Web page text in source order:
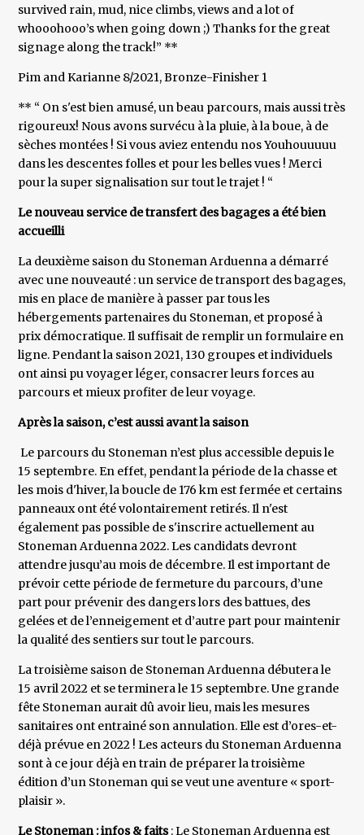
survived rain, mud, nice climbs, views and a lot of
whooohooo’s when going down ;) Thanks for the great
signage along the track!” **
Pim and Karianne 8/2021, Bronze-Finisher 1
** “ On s'est bien amusé, un beau parcours, mais aussi très
rigoureux! Nous avons survécu à la pluie, à la boue, à de
sèches montées ! Si vous aviez entendu nos Youhouuuuu
dans les descentes folles et pour les belles vues ! Merci
pour la super signalisation sur tout le trajet ! “
Le nouveau service de transfert des bagages a été bien
accueilli
La deuxième saison du Stoneman Arduenna a démarré
avec une nouveauté : un service de transport des bagages,
mis en place de manière à passer par tous les
hébergements partenaires du Stoneman, et proposé à
prix démocratique. Il suffisait de remplir un formulaire en
ligne. Pendant la saison 2021, 130 groupes et individuels
ont ainsi pu voyager léger, consacrer leurs forces au
parcours et mieux profiter de leur voyage.
Après la saison, c’est aussi avant la saison
Le parcours du Stoneman n’est plus accessible depuis le
15 septembre. En effet, pendant la période de la chasse et
les mois d'hiver, la boucle de 176 km est fermée et certains
panneaux ont été volontairement retirés. Il n'est
également pas possible de s'inscrire actuellement au
Stoneman Arduenna 2022. Les candidats devront
attendre jusqu’au mois de décembre. Il est important de
prévoir cette période de fermeture du parcours, d’une
part pour prévenir des dangers lors des battues, des
gelées et de l’enneigement et d’autre part pour maintenir
la qualité des sentiers sur tout le parcours.
La troisième saison de Stoneman Arduenna débutera le
15 avril 2022 et se terminera le 15 septembre. Une grande
fête Stoneman aurait dû avoir lieu, mais les mesures
sanitaires ont entrainé son annulation. Elle est d’ores-et-
déjà prévue en 2022 ! Les acteurs du Stoneman Arduenna
sont à ce jour déjà en train de préparer la troisième
édition d’un Stoneman qui se veut une aventure « sport-
plaisir ».
Le Stoneman : infos & faits: Le Stoneman Arduenna est